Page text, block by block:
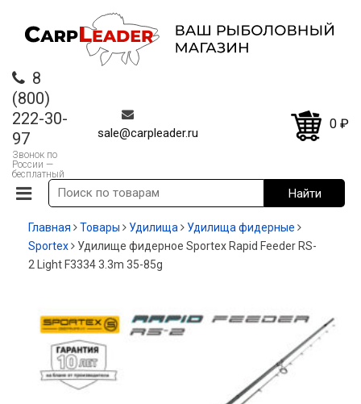
8
(800)
222-30-
97
Звонок по
России —
бесплатный
sale@carpleader.ru
0 ₽
Главная Товары Удилища
Удилища фидерные
Sportex
Удилище фидерное Sportex Rapid Feeder RS-
2 Light F3334 3.3m 35-85g